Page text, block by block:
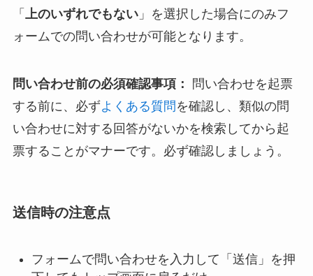
「 上のいずれでもない」を選択した場合にのみフ
ォームでの問い合わせが可能となります。
問い合わせ前の必須確認事項：
問い合わせを起票
する前に、必ずよくある質問 を確認し、類似の問
い合わせに対する回答がないかを検索してから起
票することがマナーです。必ず確認しましょう。
送信時の注意点
フォームで問い合わせを入力して「送信」を押